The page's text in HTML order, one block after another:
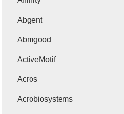
Abgent
Abmgood
ActiveMotif
Acros
Acrobiosystems